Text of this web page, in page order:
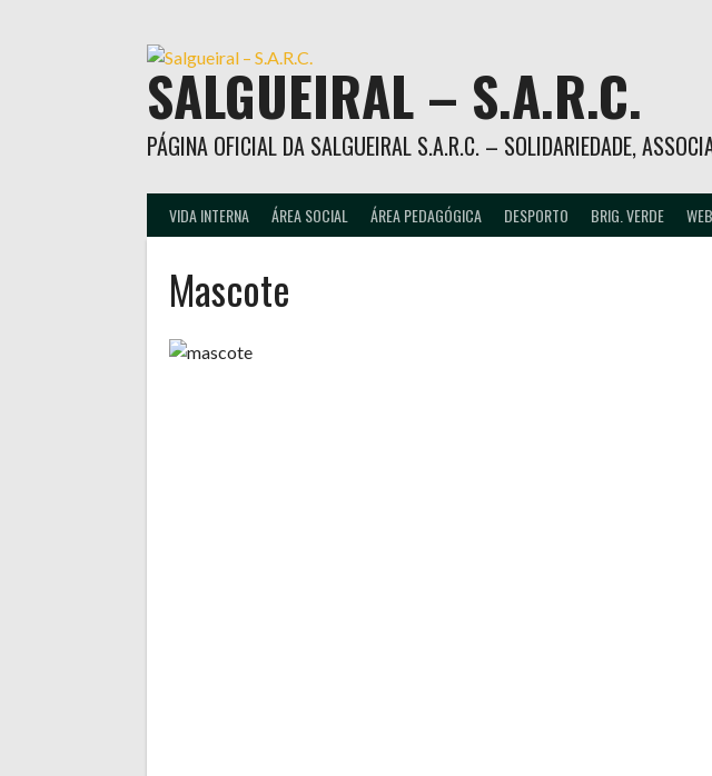
SALGUEIRAL – S.A.R.C.
PÁGINA OFICIAL DA SALGUEIRAL S.A.R.C. – SOLIDARIEDADE,
VIDA INTERNA ÁREA SOCIAL ÁREA PEDAGÓGICA DESPORTO BRIG. VERDE
Mascote